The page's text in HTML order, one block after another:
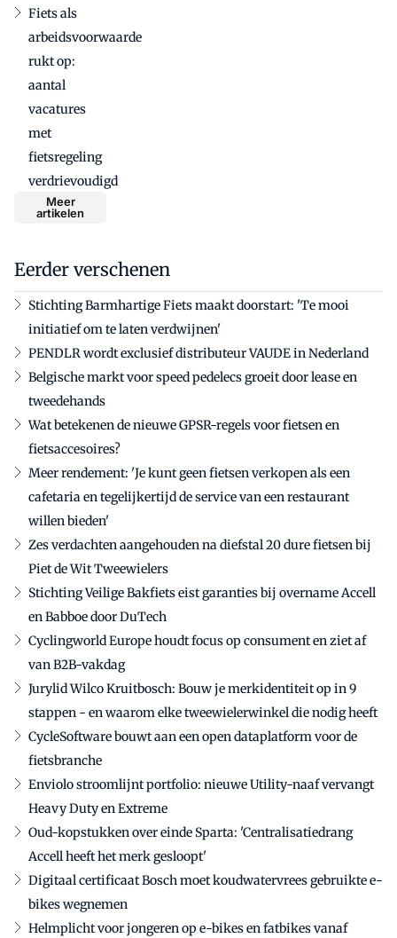
Fiets als
arbeidsvoorwaarde
rukt op:
aantal
vacatures
met
fietsregeling
verdrievoudigd
Meer
artikelen
Eerder verschenen
Stichting Barmhartige Fiets maakt doorstart: 'Te mooi
initiatief om te laten verdwijnen'
PENDLR wordt exclusief distributeur VAUDE in Nederland
Belgische markt voor speed pedelecs groeit door lease en
tweedehands
Wat betekenen de nieuwe GPSR-regels voor fietsen en
fietsaccesoires?
Meer rendement: 'Je kunt geen fietsen verkopen als een
cafetaria en tegelijkertijd de service van een restaurant
willen bieden'
Zes verdachten aangehouden na diefstal 20 dure fietsen bij
Piet de Wit Tweewielers
Stichting Veilige Bakfiets eist garanties bij overname Accell
en Babboe door DuTech
Cyclingworld Europe houdt focus op consument en ziet af
van B2B-vakdag
Jurylid Wilco Kruitbosch: Bouw je merkidentiteit op in 9
stappen - en waarom elke tweewielerwinkel die nodig heeft
CycleSoftware bouwt aan een open dataplatform voor de
fietsbranche
Enviolo stroomlijnt portfolio: nieuwe Utility-naaf vervangt
Heavy Duty en Extreme
Oud-kopstukken over einde Sparta: 'Centralisatiedrang
Accell heeft het merk gesloopt'
Digitaal certificaat Bosch moet koudwatervrees gebruikte e-
bikes wegnemen
Helmplicht voor jongeren op e-bikes en fatbikes vanaf